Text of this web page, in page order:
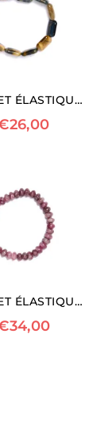
BRACELET ÉLASTIQUE EN HAWKEYE
26,00
BRACELET ÉLASTIQUE EN LÉPIDOLITE
34,00